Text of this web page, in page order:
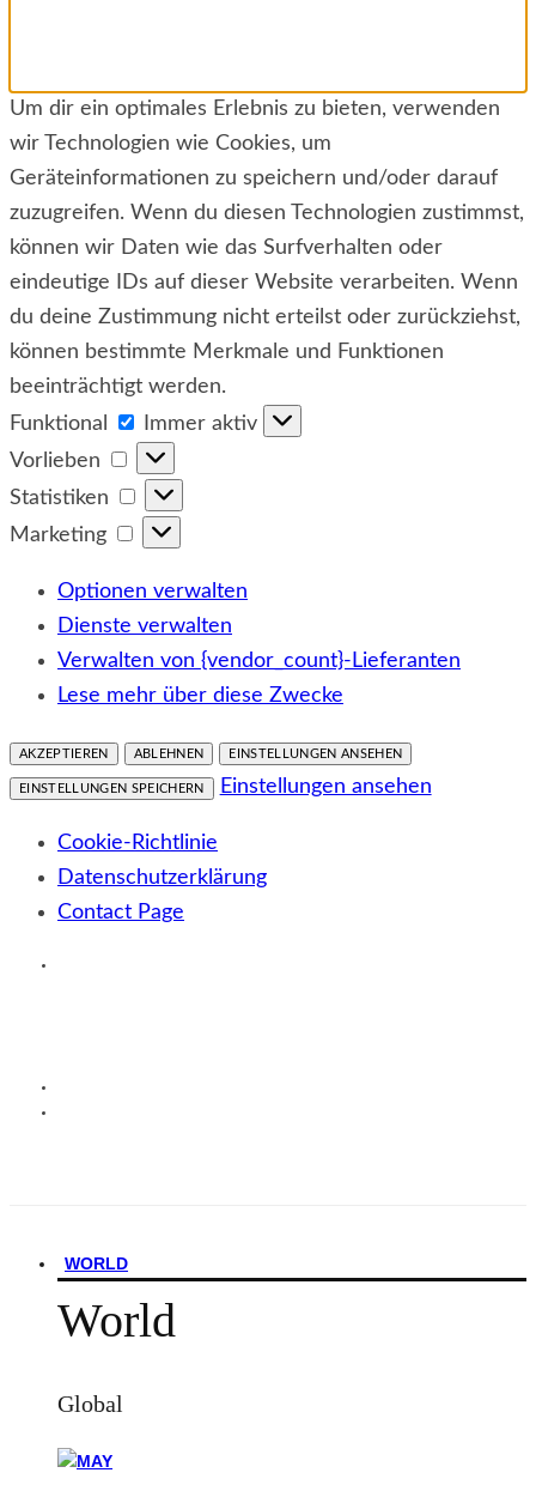
Um dir ein optimales Erlebnis zu bieten, verwenden
wir Technologien wie Cookies, um
Geräteinformationen zu speichern und/oder darauf
zuzugreifen. Wenn du diesen Technologien zustimmst,
können wir Daten wie das Surfverhalten oder
eindeutige IDs auf dieser Website verarbeiten. Wenn
du deine Zustimmung nicht erteilst oder zurückziehst,
können bestimmte Merkmale und Funktionen
beeinträchtigt werden.
Funktional
Funktional
Immer aktiv
Vorlieben
Vorlieben
Statistiken
Statistiken
Marketing
Marketing
Optionen verwalten
Dienste verwalten
Verwalten von {vendor_count}-Lieferanten
Lese mehr über diese Zwecke
AKZEPTIEREN ABLEHNEN EINSTELLUNGEN ANSEHEN
EINSTELLUNGEN SPEICHERN Einstellungen ansehen
Cookie-Richtlinie
Datenschutzerklärung
Contact Page
WORLD
World
Global